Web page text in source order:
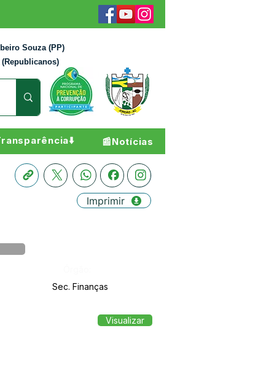
Souza (PP)
📰Notícias
Imprimir
Sec. Finanças
Visualizar